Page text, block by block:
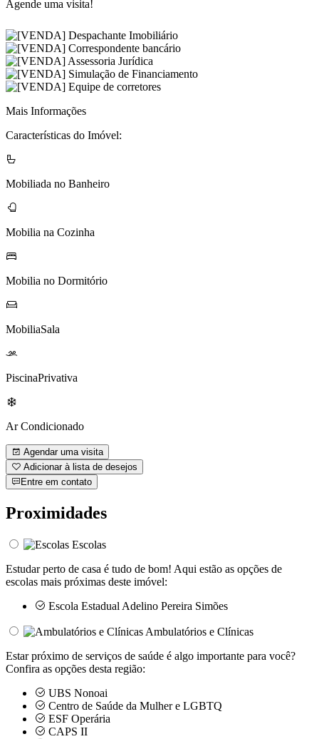
Agende uma visita!
Mais Informações
Características do Imóvel:
Mobiliada no Banheiro
Mobilia na Cozinha
Mobilia no Dormitório
MobiliaSala
PiscinaPrivativa
Ar Condicionado
Agendar uma visita
Adicionar à lista de desejos
Entre em contato
Proximidades
Escolas
Estudar perto de casa é tudo de bom! Aqui estão as opções de
escolas mais próximas deste imóvel:
Escola Estadual Adelino Pereira Simões
Ambulatórios e Clínicas
Estar próximo de serviços de saúde é algo importante para você?
Confira as opções desta região:
UBS Nonoai
Centro de Saúde da Mulher e LGBTQ
ESF Operária
CAPS II